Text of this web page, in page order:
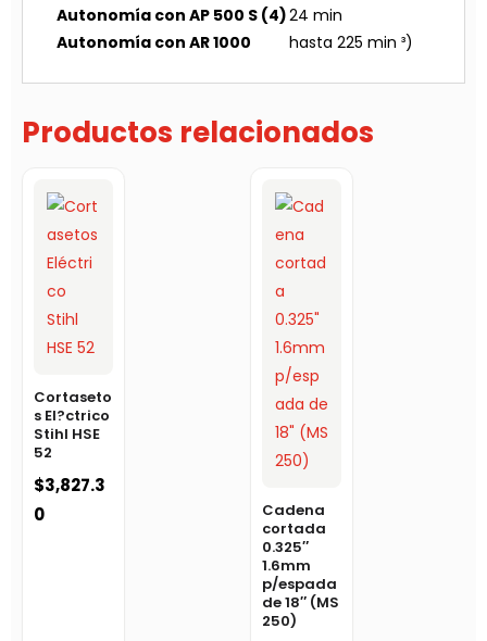
Autonomía con AP 500 S (4)24 min
Autonomía con AR 1000
hasta 225 min ³)
Productos relacionados
Cortaseto
s El?ctrico
Stihl HSE
52
$3,827.3
0
Cadena
cortada
0.325″
1.6mm
p/espada
de 18″ (MS
250)